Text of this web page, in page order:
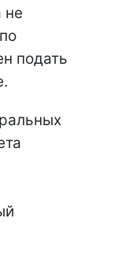
не
подать